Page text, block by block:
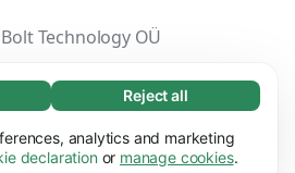
help make our website
basic functions, e.g. page
Reject all
analytics and marketing
declaration or manage cookies.
Technology OÜ
i Condicions
Privacitat
Seguretat